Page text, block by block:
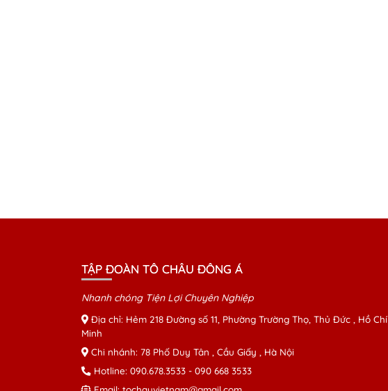
TẬP ĐOÀN TÔ CHÂU ĐÔNG Á
Nhanh chóng Tiện Lợi Chuyên Nghiệp
Địa chỉ: Hẻm 218 Đường số 11, Phường Trường Thọ, Thủ Đức , Hồ Chí
Minh
Chi nhánh: 78 Phố Duy Tân , Cầu Giấy , Hà Nội
Hotline: 090.678.3533 - 090 668 3533